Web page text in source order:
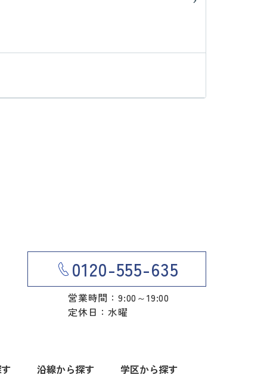
0120-555-635
営業時間：9:00～19:00
定休日：水曜
沿線から探す 学区から探す